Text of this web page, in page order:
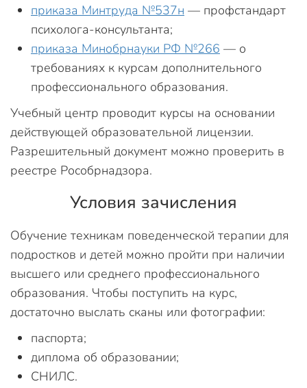
приказа Минтруда №537н — профстандарт
психолога-консультанта;
приказа Минобрнауки РФ №266 — о
требованиях к курсам дополнительного
профессионального образования.
Учебный центр проводит курсы на основании
действующей образовательной лицензии.
Разрешительный документ можно проверить в
реестре Рособрнадзора.
Условия зачисления
Обучение техникам поведенческой терапии для
подростков и детей можно пройти при наличии
высшего или среднего профессионального
образования. Чтобы поступить на курс,
достаточно выслать сканы или фотографии:
паспорта;
диплома об образовании;
СНИЛС.